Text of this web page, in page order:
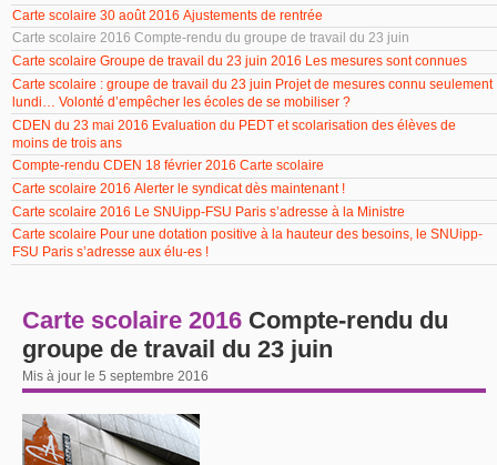
Carte scolaire 30 août 2016 Ajustements de rentrée
Carte scolaire 2016 Compte-rendu du groupe de travail du 23 juin
Carte scolaire Groupe de travail du 23 juin 2016 Les mesures sont connues
Carte scolaire : groupe de travail du 23 juin Projet de mesures connu seulement
lundi… Volonté d’empêcher les écoles de se mobiliser ?
CDEN du 23 mai 2016 Evaluation du PEDT et scolarisation des élèves de
moins de trois ans
Compte-rendu CDEN 18 février 2016 Carte scolaire
Carte scolaire 2016 Alerter le syndicat dès maintenant !
Carte scolaire 2016 Le SNUipp-FSU Paris s’adresse à la Ministre
Carte scolaire Pour une dotation positive à la hauteur des besoins, le SNUipp-
FSU Paris s’adresse aux élu-es !
Carte scolaire 2016 Compte-rendu du
groupe de travail du 23 juin
Mis à jour le 5 septembre 2016